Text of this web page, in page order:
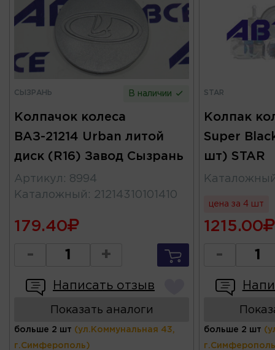
СЫЗРАНЬ В наличии
Колпачок колеса
ВАЗ-21214 Urban литой
диск (R16) Завод Сызрань
Артикул : 8994
Каталожный : 21214310101410
179.40
- +
Написать отзыв
Показать аналоги
больше 2 шт (ул.Коммунальная 43,
г.Симферополь)
STAR
Колпак
Super
шт) STAR
цена за 4 шт
1215.00
-
больше 2 шт